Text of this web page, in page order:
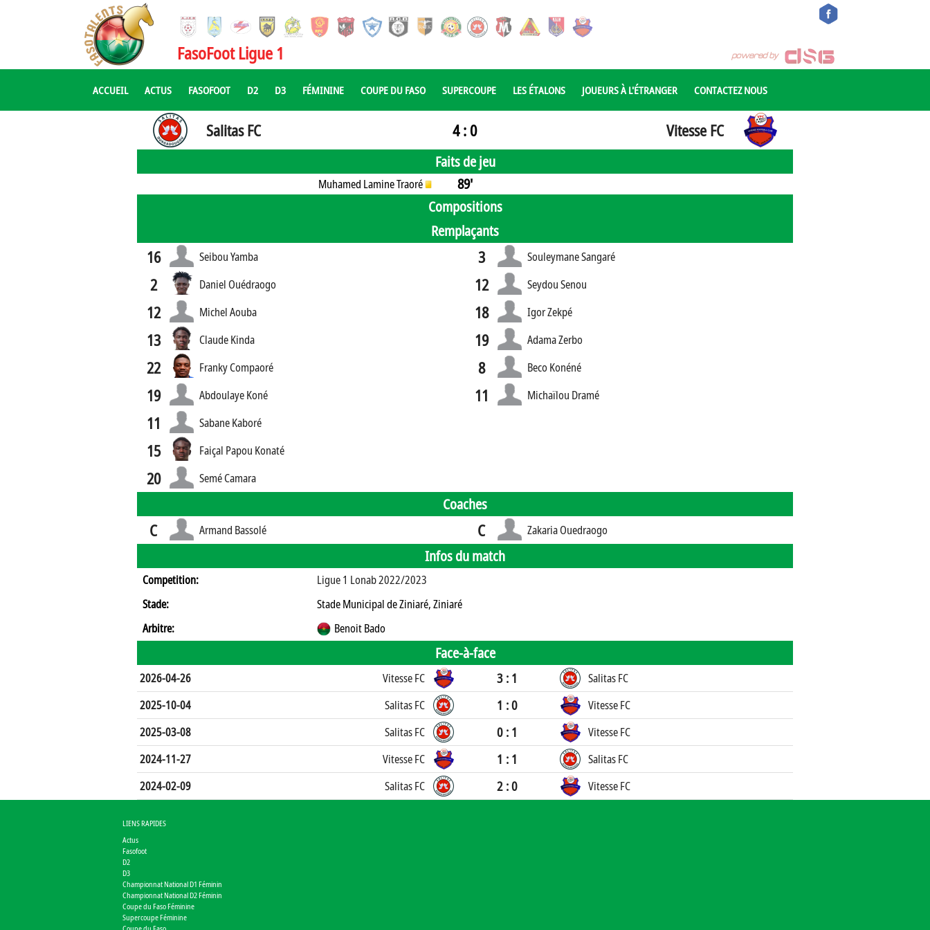
FasoFoot Ligue 1
ACCUEIL ACTUS FASOFOOT D2 D3 FÉMININE COUPE DU FASO SUPERCOUPE LES ÉTALONS JOUEURS À L'ÉTRANGER CONTACTEZ NOUS
Salitas FC 4 : 0 Vitesse FC
Faits de jeu
Muhamed Lamine Traoré
89'
Compositions
Remplaçants
16 Seibou Yamba
2 Daniel Ouédraogo
12 Michel Aouba
13 Claude Kinda
22 Franky Compaoré
19 Abdoulaye Koné
11 Sabane Kaboré
15 Faiçal Papou Konaté
20 Semé Camara
3 Souleymane Sangaré
12 Seydou Senou
18 Igor Zekpé
19 Adama Zerbo
8 Beco Konéné
11 Michaïlou Dramé
Coaches
C Armand Bassolé C Zakaria Ouedraogo
Infos du match
Competition:
Ligue 1 Lonab 2022/2023
Stade:
Stade Municipal de Ziniaré, Ziniaré
Arbitre:
Benoit Bado
Face-à-face
2026-04-26 Vitesse FC 3 : 1
Salitas FC
2025-10-04
Salitas FC 1 : 0
Vitesse FC
2025-03-08
Salitas FC 0 : 1
Vitesse FC
2024-11-27
Vitesse FC 1 : 1
Salitas FC
2024-02-09
Salitas FC 2 : 0 Vitesse FC
LIENS RAPIDES
Actus
Fasofoot
D2
D3
Championnat National D1 Féminin
Championnat National D2 Féminin
Coupe du Faso Féminine
Supercoupe Féminine